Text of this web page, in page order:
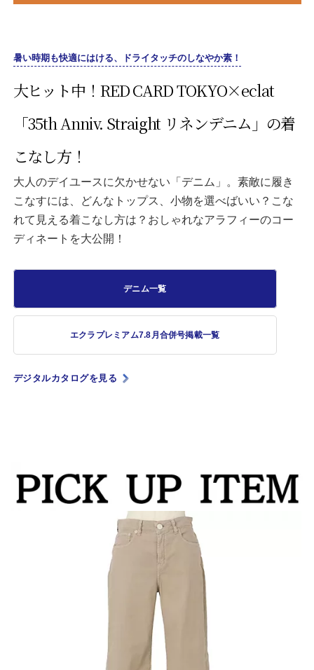
暑い時期も快適にはける、ドライタッチのしなやか素！
大ヒット中！RED CARD TOKYO×eclat
「35th Anniv. Straight リネンデニム」の着
こなし方！
大人のデイユースに欠かせない「デニム」。素敵に履き
こなすには、どんなトップス、小物を選べばいい？こな
れて見える着こなし方は？おしゃれなアラフィーのコー
ディネートを大公開！
デニム一覧
エクラプレミアム7.8月合併号掲載一覧
デジタルカタログを見る